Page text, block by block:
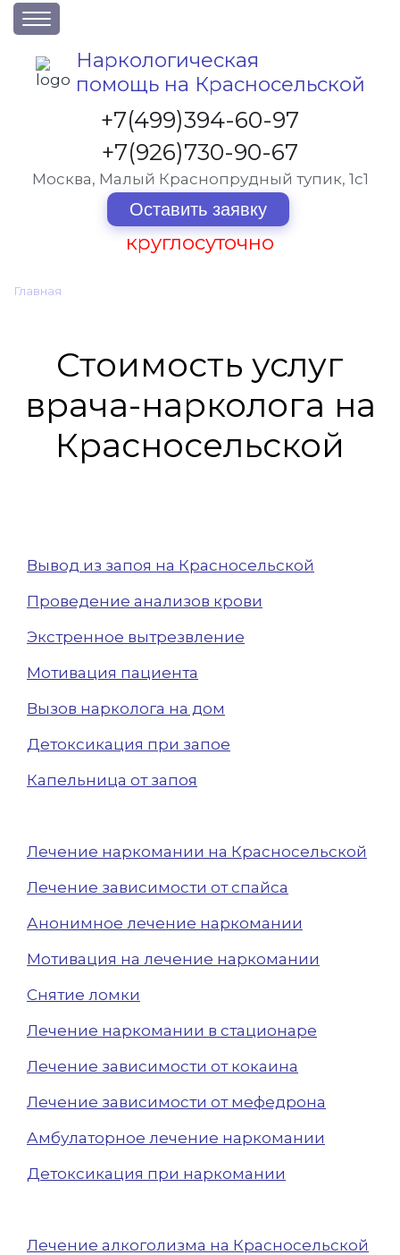
О клинике
Акции
Вакансии
Лицензии
Статьи
Услуги и стоимость
Отзывы
Наркологическая
помощь на Красносельской
+7(499)394-60-97
+7(926)730-90-67
Москва, Малый Краснопрудный тупик, 1с1
Оставить заявку
круглосуточно
Главная
Стоимость услуг
врача-нарколога на
Красносельской
Вывод из запоя на Красносельской
Проведение анализов крови
Экстренное вытрезвление
Мотивация пациента
Вызов нарколога на дом
Детоксикация при запое
Капельница от запоя
Лечение наркомании на Красносельской
Лечение зависимости от спайса
Анонимное лечение наркомании
Мотивация на лечение наркомании
Снятие ломки
Лечение наркомании в стационаре
Лечение зависимости от кокаина
Лечение зависимости от мефедрона
Амбулаторное лечение наркомании
Детоксикация при наркомании
Лечение алкоголизма на Красносельской